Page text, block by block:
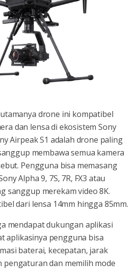
drone ini kompatibel
dan lensa di ekosistem Sony
Airpeak S1 adalah drone paling
membawa semua kamera
Pengguna bisa memasang
Alpha 9, 7S, 7R, FX3 atau
sanggup merekam video 8K.
dari lensa 14mm hingga 85mm.
mendapat dukungan aplikasi
aplikasinya pengguna bisa
baterai, kecepatan, jarak
pengaturan dan memilih mode